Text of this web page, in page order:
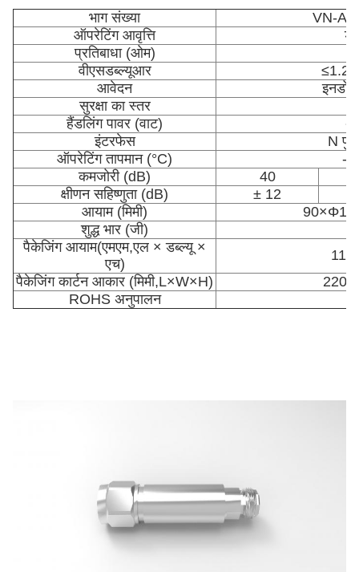
भाग संख्या
VN-
ऑपरेटिंग आवृत्ति
प्रतिबाधा (ओम)
वीएसडब्ल्यूआर
आवेदन
सुरक्षा का स्तर
हैंडलिंग पावर (वाट)
इंटरफेस
N
ऑपरेटिंग तापमान (°C)
-
कमजोरी (dB)
40
क्षीणन सहिष्णुता (dB)
± 12
आयाम (मिमी)
90×Φ18
शुद्ध भार (जी)
पैकेजिंग आयाम(एमएम,एल × डब्ल्यू ×
एच)
110
पैकेजिंग कार्टन आकार (मिमी,L×W×H)
220
ROHS अनुपालन